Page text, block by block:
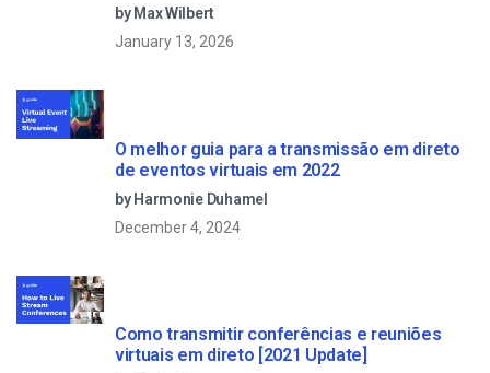
by Max Wilbert
January 13, 2026
O melhor guia para a transmissão em direto
de eventos virtuais em 2022
by Harmonie Duhamel
December 4, 2024
Como transmitir conferências e reuniões
virtuais em direto [2021 Update]